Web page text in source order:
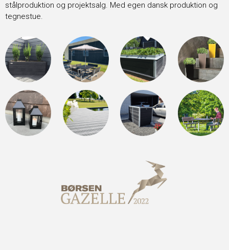
stålproduktion og projektsalg. Med egen dansk produktion og
tegnestue.